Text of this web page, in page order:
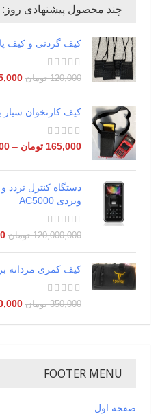
چند محصول پیشنهادی روز:
کیف گردنی و کیف
120,000 تومان
کیف کارتخوان سیار
165,000 تومان –
دستگاه کنترل تردد
ویردی AC5000
120,000,000 تومان
کیف کمری مردانه
350,000 تومان
FOOTER MENU
صفحه اول